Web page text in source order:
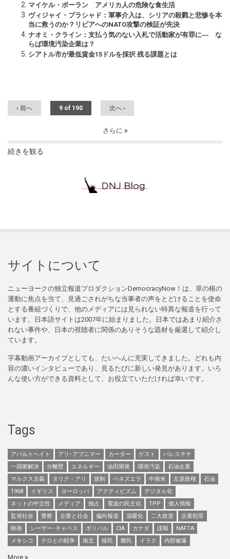
マイケル・ポーラン アメリカ人の危険な食生活
ヴィジャイ・プラシャド：軍事介入は、シリアの殺戮と悲惨を本
当に救うのか？リビアへのNATO攻撃の検証が先決
ナオミ・クライン：支払う気のない入札で活動家が有罪に― な
らば環境汚染企業は？
シアトル市が最低賃金15ドルを採択 残る課題とは
‹ 前へ 9 of 190 次へ ›
さらに
続きを観る
サイトについて
ニューヨークの独立報道プロダクションDemocracyNow！は、草の根の
運動に焦点を当て、見過ごされがちな当事者の声をとどけることを使命
とする番組づくりで、他のメディアには見られない特異な報道を行って
います。日本語サイトは2007年に始まりました。日本ではあまり紹介さ
れない事件や、日本の視聴者に関係のありそうな題材を厳選して紹介し
ています。
字幕動画アーカイブとしても、たいへんに充実してきました。どれも内
容の濃いインタビューであり、見るたびに新しい発見があります。いろ
んな使い方ができる資料として、お役立ていただければ幸いです。
Tags
アパルトヘイト アリ･アブニマー カーター ゲスト
パレスチナ
一国家解決
分離壁 エネルギー 油田開発 環境汚染
石油企業
マルクス主義
タリク・アリ 規制 ベネズエラ 中南米 左派政権
石油
1968
イギリス ヨーロッパ アクティビズム
デジタル化
ネットの中立性
メディア 独占 電波の民主化 TPP
個人情報
監視社会
警察 企業と社会 偏向報道 温暖化 二大政党
企業犯罪
映画
シーザー･チャベス ボリバル CIA カナダ 諜報
NAFTA
メキシコ
テロとの戦争 南北 移民 難民 イラク 内部被爆
More